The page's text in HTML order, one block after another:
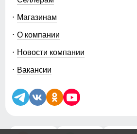
Магазинам
О компании
Новости компании
Вакансии